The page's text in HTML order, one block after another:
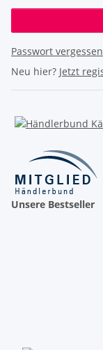
Passwort vergessen
Neu hier? Jetzt
Unsere Bestseller